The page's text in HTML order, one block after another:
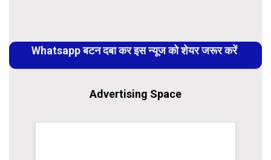
Reading
Whatsapp बटन दबा कर इस न्यूज को शेयर जरूर करें
Advertising Space